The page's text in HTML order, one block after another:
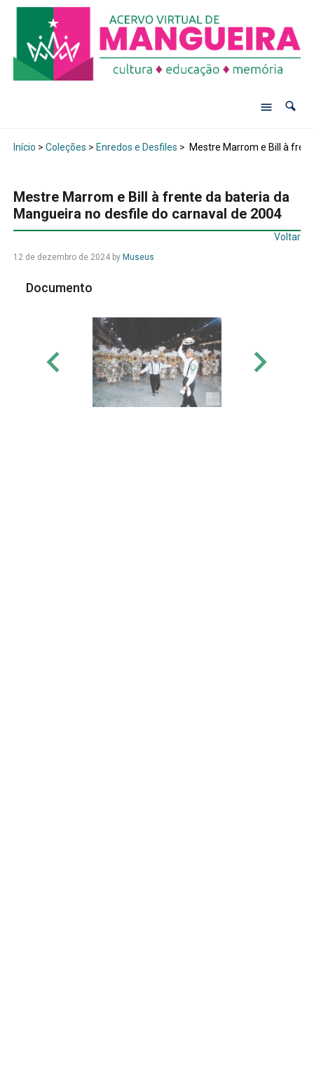
Início > Coleções > Enredos e Desfiles > Mestre Marrom e Bill à
Mestre Marrom e Bill à frente da bateria da
Mangueira no desfile do carnaval de 2004
Voltar
12 de dezembro de 2024by Museus
Documento